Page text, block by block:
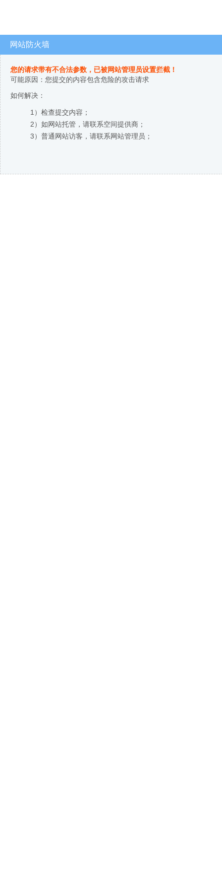
网站防火墙
您的请求带有不合法参数，已被网站管理员设置拦截！
可能原因：您提交的内容包含危险的攻击请求
如何解决：
1）检查提交内容；
2）如网站托管，请联系空间提供商；
3）普通网站访客，请联系网站管理员；